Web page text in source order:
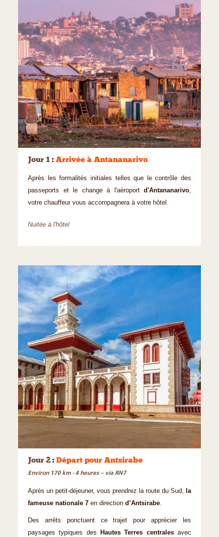
©
Jour 1 : Arrivée à Antananarivo
Après les formalités initiales telles que le contrôle des
passeports et le change à l'aéroport d'Antananarivo,
votre chauffeur vous accompagnera à votre hôtel.
Nuitée à l'hôtel
©
Jour 2 : Départ pour Antsirabe
Environ 170 km - 4 heures – via RN7
Après un petit-déjeuner, vous prendrez la route du Sud,
la
fameuse nationale 7 en direction d’Antsirabe.
Des arrêts ponctuent ce trajet pour apprécier les
paysages typiques des
Hautes Terres centralesavec